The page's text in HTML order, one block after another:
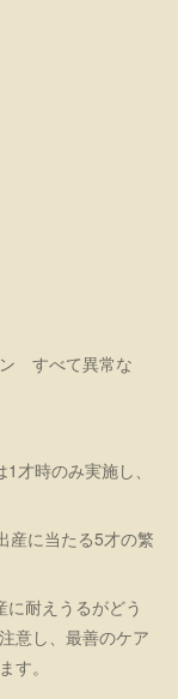
すべて異常な
才時のみ実施し、
産に当たる5才の繁
耐えうるがどう
意し、最善のケア
す。